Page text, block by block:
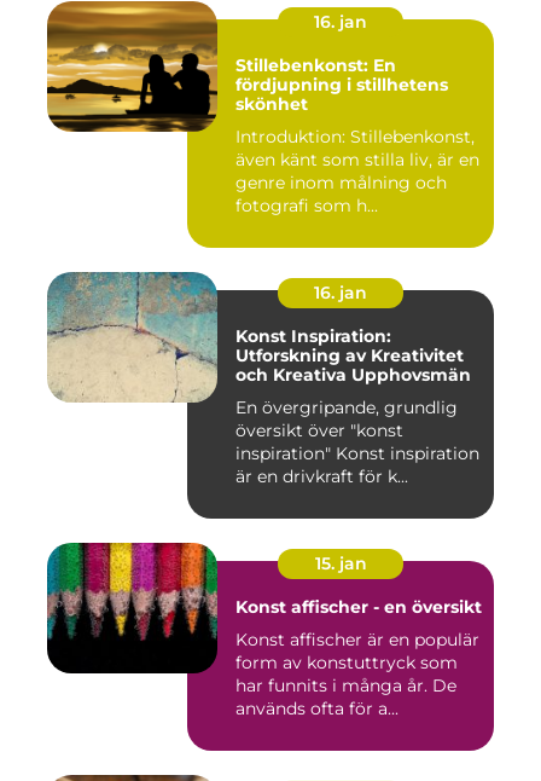
16. jan
Stillebenkonst: En
fördjupning i stillhetens
skönhet
Introduktion: Stillebenkonst,
även känt som stilla liv, är en
genre inom målning och
fotografi som h...
16. jan
Konst Inspiration:
Utforskning av Kreativitet
och Kreativa Upphovsmän
En övergripande, grundlig
översikt över "konst
inspiration" Konst inspiration
är en drivkraft för k...
15. jan
Konst affischer - en översikt
Konst affischer är en populär
form av konstuttryck som
har funnits i många år. De
används ofta för a...